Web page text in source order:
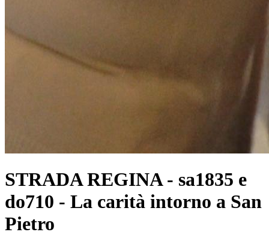
STRADA REGINA - sa1835 e
do710 - La carità intorno a San
Pietro